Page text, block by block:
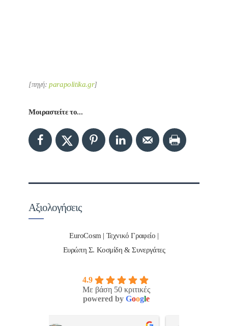
[πηγή:parapolitika.gr]
Μοιραστείτε το...
Αξιολογήσεις
EuroCosm | Τεχνικό Γραφείο |
Ευρώπη Σ. Κοσμίδη & Συνεργάτες
4.9
Με βάση 50 κριτικές
powered by Google